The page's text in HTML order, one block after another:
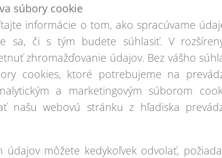
Hala pre
súbory cookie
informácie o tom, ako spracúvame
sa, či s tým budete súhlasiť. V
zhromažďovanie údajov. Bez vášho
cookies, ktoré potrebujeme na
a marketingovým súborom
našu webovú stránku z hľadiska
údajov môžete kedykoľvek odvolať,